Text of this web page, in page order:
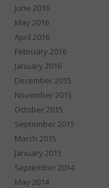
June 2016
May 2016
April 2016
February 2016
January 2016
December 2015
November 2015
October 2015
September 2015
March 2015
January 2015
September 2014
May 2014